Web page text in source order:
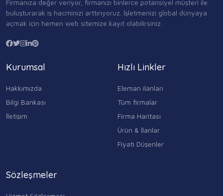
Firmanıza değer veriyor, firmanızı binlerce potansiyel müşteri ile
buluşturarak iş hacminizi arttırıyoruz. İşletmenizi global dünyaya
açmak için hemen web sitemize kayıt olabilirsiniz.
Kurumsal
Hakkımızda
Bilgi Bankası
İletişim
Hızlı Linkler
Eleman ilanları
Tüm firmalar
Firma Haritası
Ürün & İlanlar
Fiyatı Düşenler
Sözleşmeler